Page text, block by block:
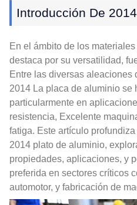
Introducción De
En el ámbito de los
destaca por su versatilidad,
Entre las diversas
2014 La placa de aluminio se
particularmente en
resistencia, Excelente
fatiga. Este artículo
2014 plato de aluminio,
propiedades, aplicaciones, y
preferida en sectores críticos
automotor, y fabricación de